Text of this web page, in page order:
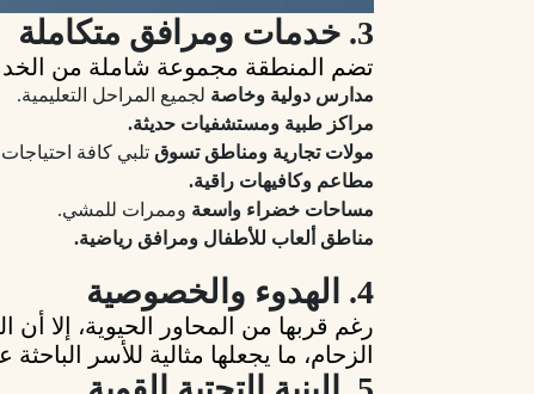
3. خدمات ومرافق متكاملة
تضم المنطقة مجموعة شاملة من
مدارس دولية وخاصة لجميع المراحل التعليمية.
مراكز طبية ومستشفيات حديثة.
مولات تجارية ومناطق تسوق تلبي كافة
مطاعم وكافيهات راقية.
مساحات خضراء واسعة وممرات للمشي.
مناطق ألعاب للأطفال ومرافق رياضية.
4. الهدوء والخصوصية
رغم قربها من المحاور الحيوية، إلا أن
الزحام، ما يجعلها مثالية للأسر الباحثة